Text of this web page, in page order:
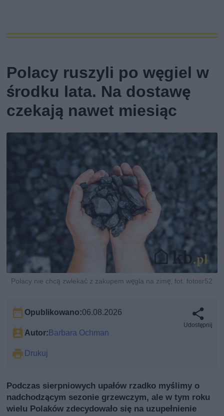
Polacy ruszyli po węgiel w
środku lata. Na dostawę
czekają nawet miesiąc
Polacy nie chcą zwlekać z zakupem węgla na zimę, fot. fotosr52
Opublikowano:06.08.2026
Autor: Barbara Ochman
Drukuj
Udostępnij
Podczas sierpniowych upałów rzadko myślimy o
nadchodzącym sezonie grzewczym, ale w tym roku
wielu Polaków zdecydowało się na uzupełnienie